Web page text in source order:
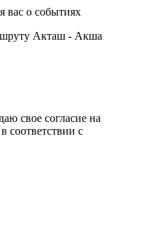
вас о событиях
Акташ - Акша
свое согласие на
соответствии с